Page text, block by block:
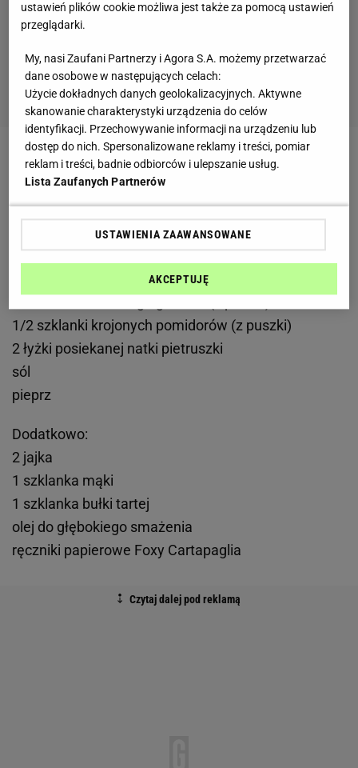
Składniki na farsz mięsny:
250 g mielonejwołowiny
2 łyżki oleju
1 ząbekczosnku
1/2 szklanki krojonych pomidorów (z puszki)
2 łyżki posiekanej natki pietruszki
sól
pieprz
Dodatkowo:
2 jajka
1 szklanka mąki
1 szklanka bułki tartej
olej do głębokiego smażenia
ręczniki papierowe Foxy Cartapaglia
ustawień plików cookie możliwa jest także za pomocą ustawień
przeglądarki.
My, nasi Zaufani Partnerzy i Agora S.A. możemy przetwarzać
dane osobowe w następujących celach:
Użycie dokładnych danych geolokalizacyjnych. Aktywne
skanowanie charakterystyki urządzenia do celów
identyfikacji. Przechowywanie informacji na urządzeniu lub
dostęp do nich. Spersonalizowane reklamy i treści, pomiar
reklam i treści, badnie odbiorców i ulepszanie usług.
Lista Zaufanych Partnerów
USTAWIENIA ZAAWANSOWANE
AKCEPTUJĘ